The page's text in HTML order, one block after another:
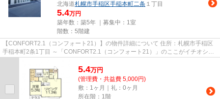
北海道札幌市手稲区手稲本町二条 １丁目
5.4万円
築年数：築5年 ｜募集中： 1室
階数：5階建
【CONFORT2.1（コンフォート21）】の物件詳細について 住所：札幌市手稲区
手稲本町2条1丁目 ～「CONFORT2.1（コンフォート21）」のここがイチオシ～
5.4万円
(管理費・共益費 5,000円)
敷：1ヶ月｜礼：0ヶ月
所在階：1階